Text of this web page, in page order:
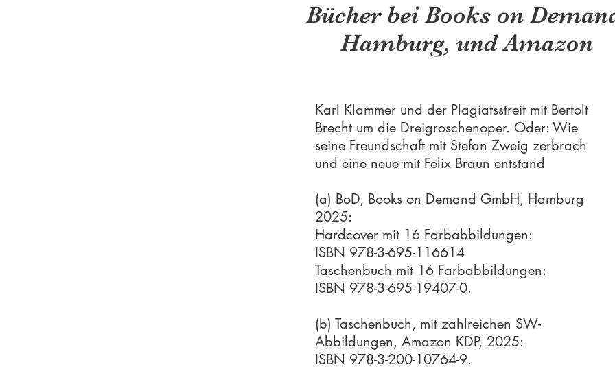
Bücher bei Books on
Hamburg, und Amazon
Karl Klammer und der Plagiatsstreit mit Bertolt
Brecht um die Dreigroschenoper. Oder: Wie
seine Freundschaft mit Stefan Zweig zerbrach
und eine neue mit Felix Braun entstand
(a) BoD, Books on Demand GmbH, Hamburg
2025:
Hardcover mit 16 Farbabbildungen:
ISBN 978-3-695-116614
Taschenbuch mit 16 Farbabbildungen:
ISBN 978-3-695-19407-0.
(b) Taschenbuch, mit zahlreichen SW-
Abbildungen, Amazon KDP, 2025:
ISBN 978-3-200-10764-9.